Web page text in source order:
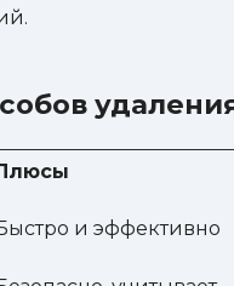
и эффективно